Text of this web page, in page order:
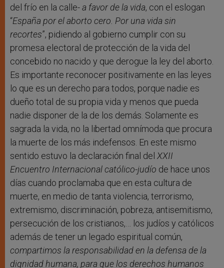
del frío en la calle-a favor de la vida, con el eslogan
“España por el aborto cero. Por una vida sin
recortes”, pidiendo al gobierno cumplir con su
promesa electoral de protección de la vida del
concebido no nacido y que derogue la ley del aborto.
Es importante reconocer positivamente en las leyes
lo que es un derecho para todos, porque nadie es
dueño total de su propia vida y menos que pueda
nadie disponer de la de los demás. Solamente es
sagrada la vida, no la libertad omnímoda que procura
la muerte de los más indefensos. En este mismo
sentido estuvo la declaración final del XXII
Encuentro Internacional católico-judío de hace unos
días cuando proclamaba que en esta cultura de
muerte, en medio de tanta violencia, terrorismo,
extremismo, discriminación, pobreza, antisemitismo,
persecución de los cristianos,… los judíos y católicos
además de tener un legado espiritual común,
compartimos la responsabilidad en la defensa de la
dignidad humana, para que los derechos humanos